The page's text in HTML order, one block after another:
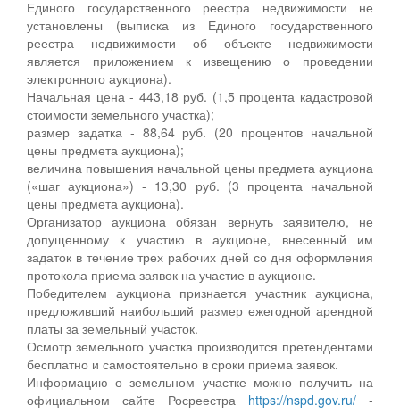
Единого государственного реестра недвижимости не
установлены (выписка из Единого государственного
реестра недвижимости об объекте недвижимости
является приложением к извещению о проведении
электронного аукциона).
Начальная цена - 443,18 руб. (1,5 процента кадастровой
стоимости земельного участка);
размер задатка - 88,64 руб. (20 процентов начальной
цены предмета аукциона);
величина повышения начальной цены предмета аукциона
(«шаг аукциона») - 13,30 руб. (3 процента начальной
цены предмета аукциона).
Организатор аукциона обязан вернуть заявителю, не
допущенному к участию в аукционе, внесенный им
задаток в течение трех рабочих дней со дня оформления
протокола приема заявок на участие в аукционе.
Победителем аукциона признается участник аукциона,
предложивший наибольший размер ежегодной арендной
платы за земельный участок.
Осмотр земельного участка производится претендентами
бесплатно и самостоятельно в сроки приема заявок.
Информацию о земельном участке можно получить на
официальном сайте Росреестра https://nspd.gov.ru/ -